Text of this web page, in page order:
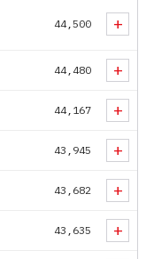
44,500 +
44,480 +
44,167 +
43,945 +
43,682 +
43,635 +